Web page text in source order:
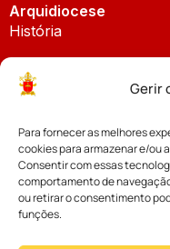
Gerir
Para fornecer as melhores
cookies para armazenar e/ou
Consentir com essas
comportamento de
ou retirar o consentimento
funções.
Arquidiocese
História
Padroeira
Notícias
Notícias da
Notícias Cáritas